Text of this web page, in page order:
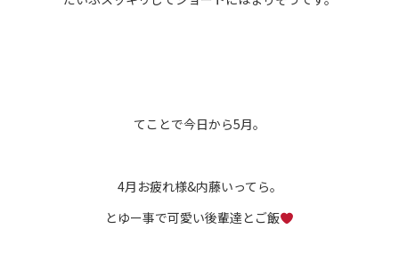
てことで今日から5月。
4月お疲れ様&内藤いってら。
とゆー事で可愛い後輩達とご飯